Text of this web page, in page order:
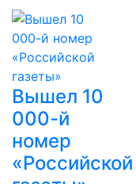
Вышел 10
000-й
номер
«Российской